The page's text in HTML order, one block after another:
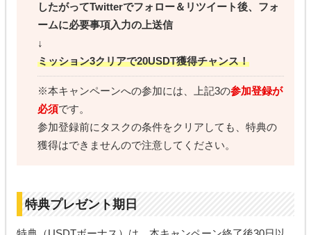
したがってTwitterでフォロー＆リツイート後、フォ
ームに必要事項入力の上送信
↓
ミッション3クリアで20USDT獲得チャンス！
※本キャンペーンへの参加には、上記3の参加登録が
必須です。
参加登録前にタスクの条件をクリアしても、特典の
獲得はできませんので注意してください。
特典プレゼント期日